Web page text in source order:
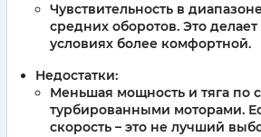
Чувствительность в
средних оборотов. Это
условиях более комфортной.
Недостатки:
Меньшая мощность и тяга по
турбированными моторами.
скорость – это не лучший